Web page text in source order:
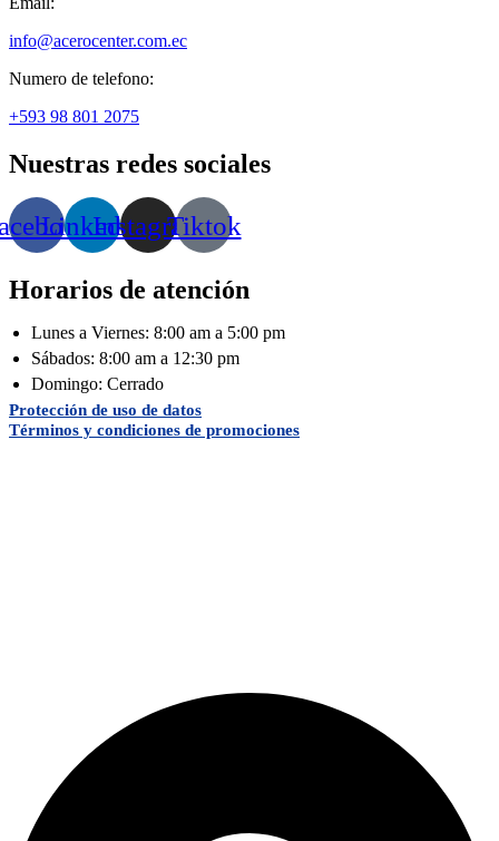
info@acerocenter.com.ec
Numero de telefono:
+593 98 801 2075
Nuestras redes sociales
LinkedinInstagramTiktok
Horarios de atención
Lunes a Viernes: 8:00 am a 5:00 pm
Sábados: 8:00 am a 12:30 pm
Domingo: Cerrado
Protección de uso de datos
Términos y condiciones de promociones